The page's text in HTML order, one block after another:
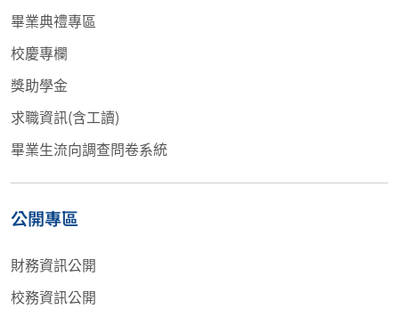
畢業典禮專區
校慶專欄
獎助學金
求職資訊(含工讀)
畢業生流向調查問卷系統
公開專區
財務資訊公開
校務資訊公開